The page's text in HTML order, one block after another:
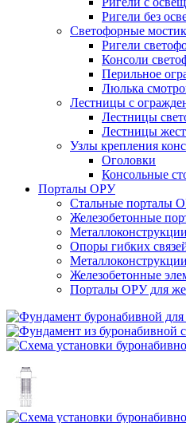
Ригели без
Светофорные
Ригели
Консоли
Перильное
Люлька
Лестницы с
Лестницы
Лестницы
Узлы крепления
Оголовки
Консольные
Порталы ОРУ
Стальные порталы
Железобетонные
Опоры гибких
Железобетонные
Порталы ОРУ для